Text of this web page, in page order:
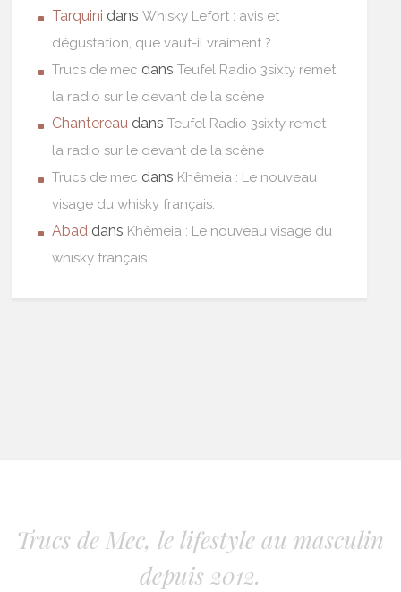
Tarquini dansWhisky Lefort : avis et
dégustation, que vaut-il vraiment ?
Trucs de mec dansTeufel Radio 3sixty remet
la radio sur le devant de la scène
Chantereau dansTeufel Radio 3sixty remet
la radio sur le devant de la scène
Trucs de mec dans Khêmeia : Le nouveau
visage du whisky français.
Abad dans Khêmeia : Le nouveau visage du
whisky français.
Trucs de Mec, le lifestyle au masculin
depuis 2012.